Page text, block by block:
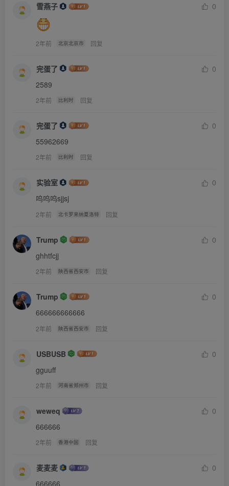
这个女人，以后还了得。”
唐伯虎见状不敢多说，怕母亲会给玉英更重的惩罚。
“来人，拿藤杖来，重杖五十！”老夫人喊道。
众家丁立刻上前，把玉英掀翻在地，手脚结实的抓著。一名
家丁把玉英的裤带解了，顺势将裤子褪去，玉英白嫩的双臀
和大腿在众人面前生生露出。
始。
玉英还是不停的哭喊著冤枉，祈求开恩。手执藤杖的家丁也
这时夫人喊了：重杖50，开始行刑！
家丁高高举起了藤杖，用力往下一打，“蹦”的一声，藤杖闷
的打在玉英肥白的臀肉上，玉英立即痛的大声呼号。
报数的家丁大喊著：1！
家丁一边报数著，混合著玉英的哀嚎声，加上玉英青紫的臀
不一会，杖责已经数到10了，玉英还是不住的哀嚎，扭转著
雪燕子 0
2年前 北京北京市 回复
完蛋了
0
2589
2年前 比利时 回复
完蛋了
0
55962669
2年前 比利时 回复
实验室
0
呜呜呜sjjsj
2年前 北卡罗来纳夏洛特 回复
Trump
0
ghhtfcjj
2年前 陕西省西安市 回复
Trump
0
666666666666
2年前 陕西省西安市 回复
USBUSB
0
gguuff
2年前 河南省郑州市 回复
weweq
0
666666
2年前 香港中国 回复
麦麦麦
0
666666